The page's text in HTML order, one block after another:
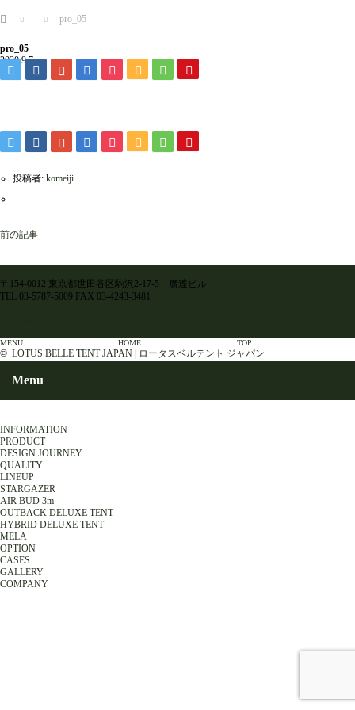
ホーム pro_05
pro_05
2020.9.7
投稿者: komeiji
前の記事
〒154-0012 東京都世田谷区駒沢2-17-5 廣達ビル
TEL 03-5787-5009 FAX 03-4243-3481
MENU HOME TOP
© LOTUS BELLE TENT JAPAN | ロータスベルテント ジャパン
Menu
INFORMATION
PRODUCT
DESIGN JOURNEY
QUALITY
LINEUP
STARGAZER
AIR BUD 3m
OUTBACK DELUXE TENT
HYBRID DELUXE TENT
MELA
OPTION
CASES
GALLERY
COMPANY